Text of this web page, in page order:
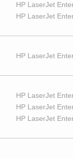
HP LaserJet
HP LaserJet
HP LaserJet
HP LaserJet
HP LaserJet
HP LaserJet